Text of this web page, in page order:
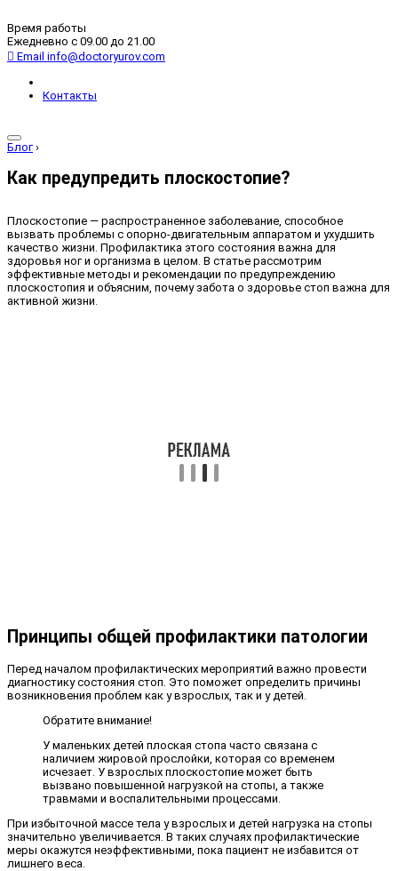
Время работы
Ежедневно с 09.00 до 21.00
Email info@doctoryurov.com
Контакты
Блог ›
Как предупредить плоскостопие?
Плоскостопие — распространенное заболевание, способное
вызвать проблемы с опорно-двигательным аппаратом и ухудшить
качество жизни. Профилактика этого состояния важна для
здоровья ног и организма в целом. В статье рассмотрим
эффективные методы и рекомендации по предупреждению
плоскостопия и объясним, почему забота о здоровье стоп важна для
активной жизни.
Принципы общей профилактики патологии
Перед началом профилактических мероприятий важно провести
диагностику состояния стоп. Это поможет определить причины
возникновения проблем как у взрослых, так и у детей.
Обратите внимание!
У маленьких детей плоская стопа часто связана с
наличием жировой прослойки, которая со временем
исчезает. У взрослых плоскостопие может быть
вызвано повышенной нагрузкой на стопы, а также
травмами и воспалительными процессами.
При избыточной массе тела у взрослых и детей нагрузка на стопы
значительно увеличивается. В таких случаях профилактические
меры окажутся неэффективными, пока пациент не избавится от
лишнего веса.